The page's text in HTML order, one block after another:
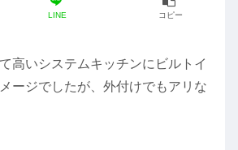
LINE コピー
高いシステムキッチンにビルトイ
ージでしたが、外付けでもアリな